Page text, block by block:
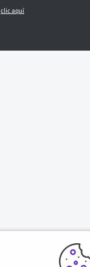
clic aquí